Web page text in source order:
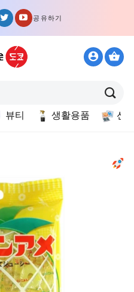
공유하기
뷰티 생활용품 선